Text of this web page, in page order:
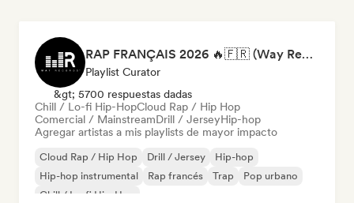
RAP FRANÇAIS 2026 🔥🇫🇷 (Way Records)
Playlist Curator
&gt; 5700 respuestas dadas
Chill / Lo-fi Hip-HopCloud Rap / Hip Hop
Comercial / MainstreamDrill / JerseyHip-hop
Agregar artistas a mis playlists de mayor impacto
Cloud Rap / Hip Hop Drill / Jersey
Hip-hop
Hip-hop instrumental
Rap francés Trap
Pop urbano
Chill / Lo-fi Hip-Hop